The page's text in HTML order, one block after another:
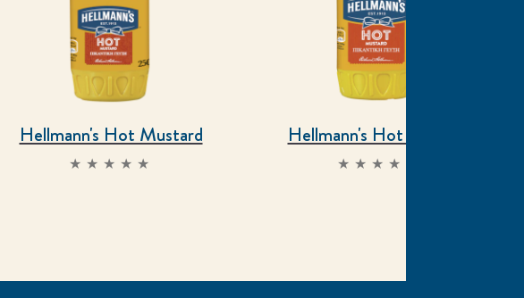
Hellmann's Hot Mustard Hellmann's Hot Mustard